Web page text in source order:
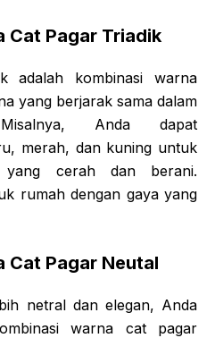
Cat Pagar Triadik
adalah kombinasi warna
yang berjarak sama dalam
Anda dapat
merah, dan kuning untuk
yang cerah dan berani.
rumah dengan gaya yang
Cat Pagar Neutal
netral dan elegan, Anda
warna cat pagar